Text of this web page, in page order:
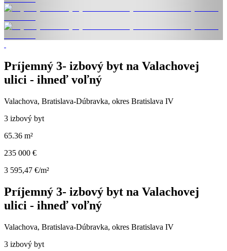
Príjemný 3- izbový byt na Valachovej
ulici - ihneď voľný
Valachova, Bratislava-Dúbravka, okres Bratislava IV
3 izbový byt
65.36 m²
235 000 €
3 595,47 €/m²
Príjemný 3- izbový byt na Valachovej
ulici - ihneď voľný
Valachova, Bratislava-Dúbravka, okres Bratislava IV
3 izbový byt